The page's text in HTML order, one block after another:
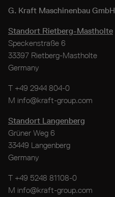
G. Kraft Maschinenbau GmbH
Standort Rietberg-Mastholte
Speckenstraße 6
33397 Rietberg-Mastholte
Germany
T +49 2944 804-0
M info@kraft-group.com
Standort Langenberg
Grüner Weg 6
33449 Langenberg
Germany
T +49 5248 81108-0
M info@kraft-group.com